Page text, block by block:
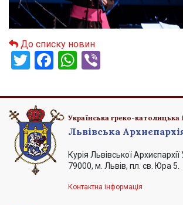
До списку новин
Twitter
Facebook
WhatsApp
Українська греко-католицька
Львівська
Курія Львівської
79000, м. Львів, пл. св. Юра 5.
Контактна інформація